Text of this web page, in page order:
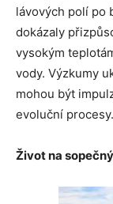
lávových polí po
dokázaly
vysokým
vody. Výzkumy
mohou být
evoluční procesy.
Život na